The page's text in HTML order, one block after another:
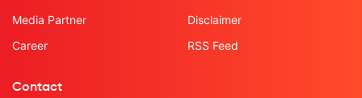
Media Partner
Career
Disclaimer
RSS Feed
Contact